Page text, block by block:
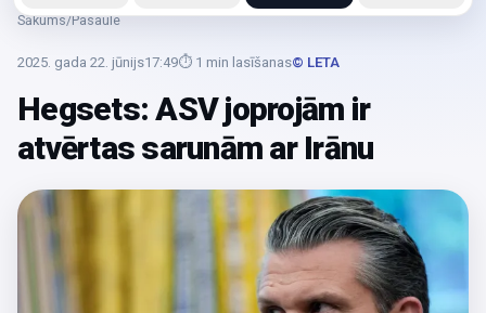
Sākums/Pasaule
2025. gada 22. jūnijs17:49⏱ 1 min lasīšanas© LETA
Hegsets: ASV joprojām ir
atvērtas sarunām ar Irānu